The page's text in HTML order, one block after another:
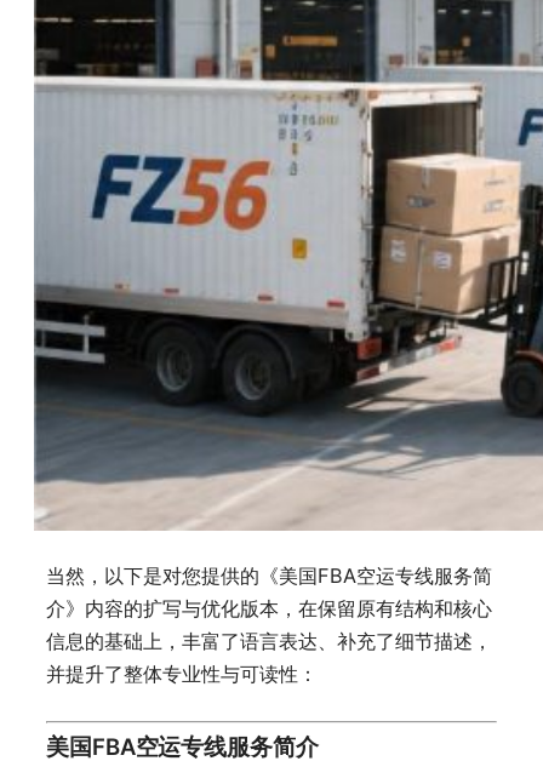
当然，以下是对您提供的《美国FBA空运专线服务简
介》内容的扩写与优化版本，在保留原有结构和核心
信息的基础上，丰富了语言表达、补充了细节描述，
并提升了整体专业性与可读性：
美国FBA空运专线服务简介